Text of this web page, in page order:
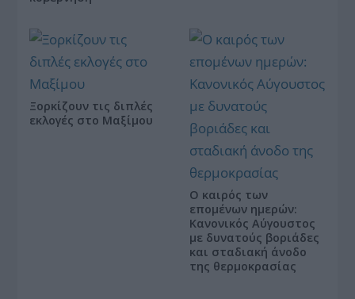
Ξορκίζουν τις διπλές
εκλογές στο Μαξίμου
Ο καιρός των
επομένων ημερών:
Κανονικός Αύγουστος
με δυνατούς βοριάδες
και σταδιακή άνοδο
της θερμοκρασίας